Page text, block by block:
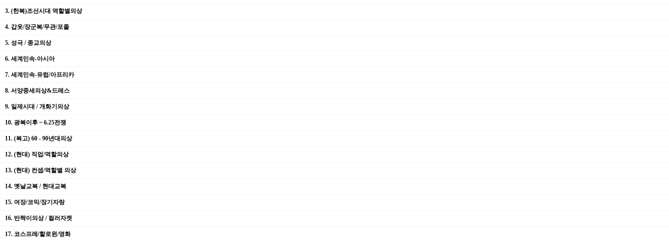
3. (한복)조선시대 역할별의상
4. 갑옷/장군복/무관/포졸
5. 성극 / 종교의상
6. 세계민속-아시아
7. 세계민속-유럽/아프리카
8. 서양중세의상&드레스
9. 일제시대 / 개화기의상
10. 광복이후 ~ 6.25전쟁
11. (복고) 60 - 90년대의상
12. (현대) 직업/역할의상
13. (현대) 컨셉/역할별 의상
14. 옛날교복 / 현대교복
15. 여장/코믹/장기자랑
16. 반짝이의상 / 컬러자켓
17. 코스프레/할로윈/영화